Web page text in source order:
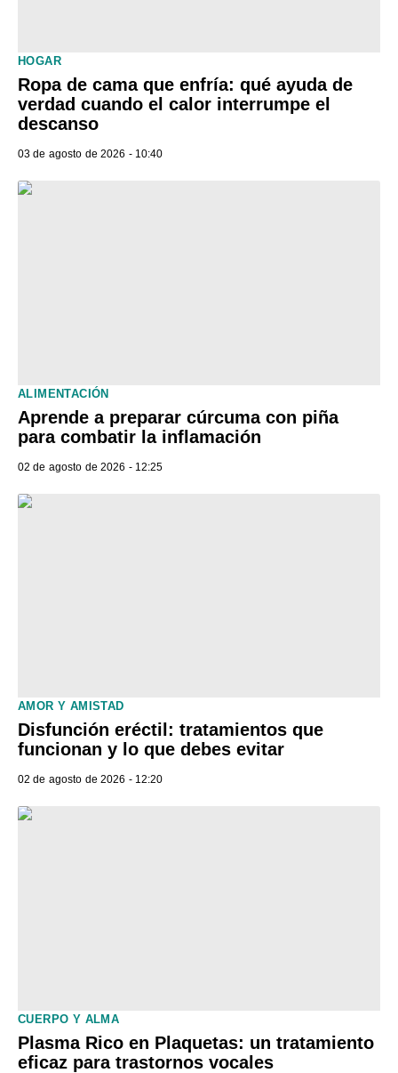
HOGAR
Ropa de cama que enfría: qué ayuda de
verdad cuando el calor interrumpe el
descanso
03 de agosto de 2026 - 10:40
ALIMENTACIÓN
Aprende a preparar cúrcuma con piña
para combatir la inflamación
02 de agosto de 2026 - 12:25
AMOR Y AMISTAD
Disfunción eréctil: tratamientos que
funcionan y lo que debes evitar
02 de agosto de 2026 - 12:20
CUERPO Y ALMA
Plasma Rico en Plaquetas: un tratamiento
eficaz para trastornos vocales